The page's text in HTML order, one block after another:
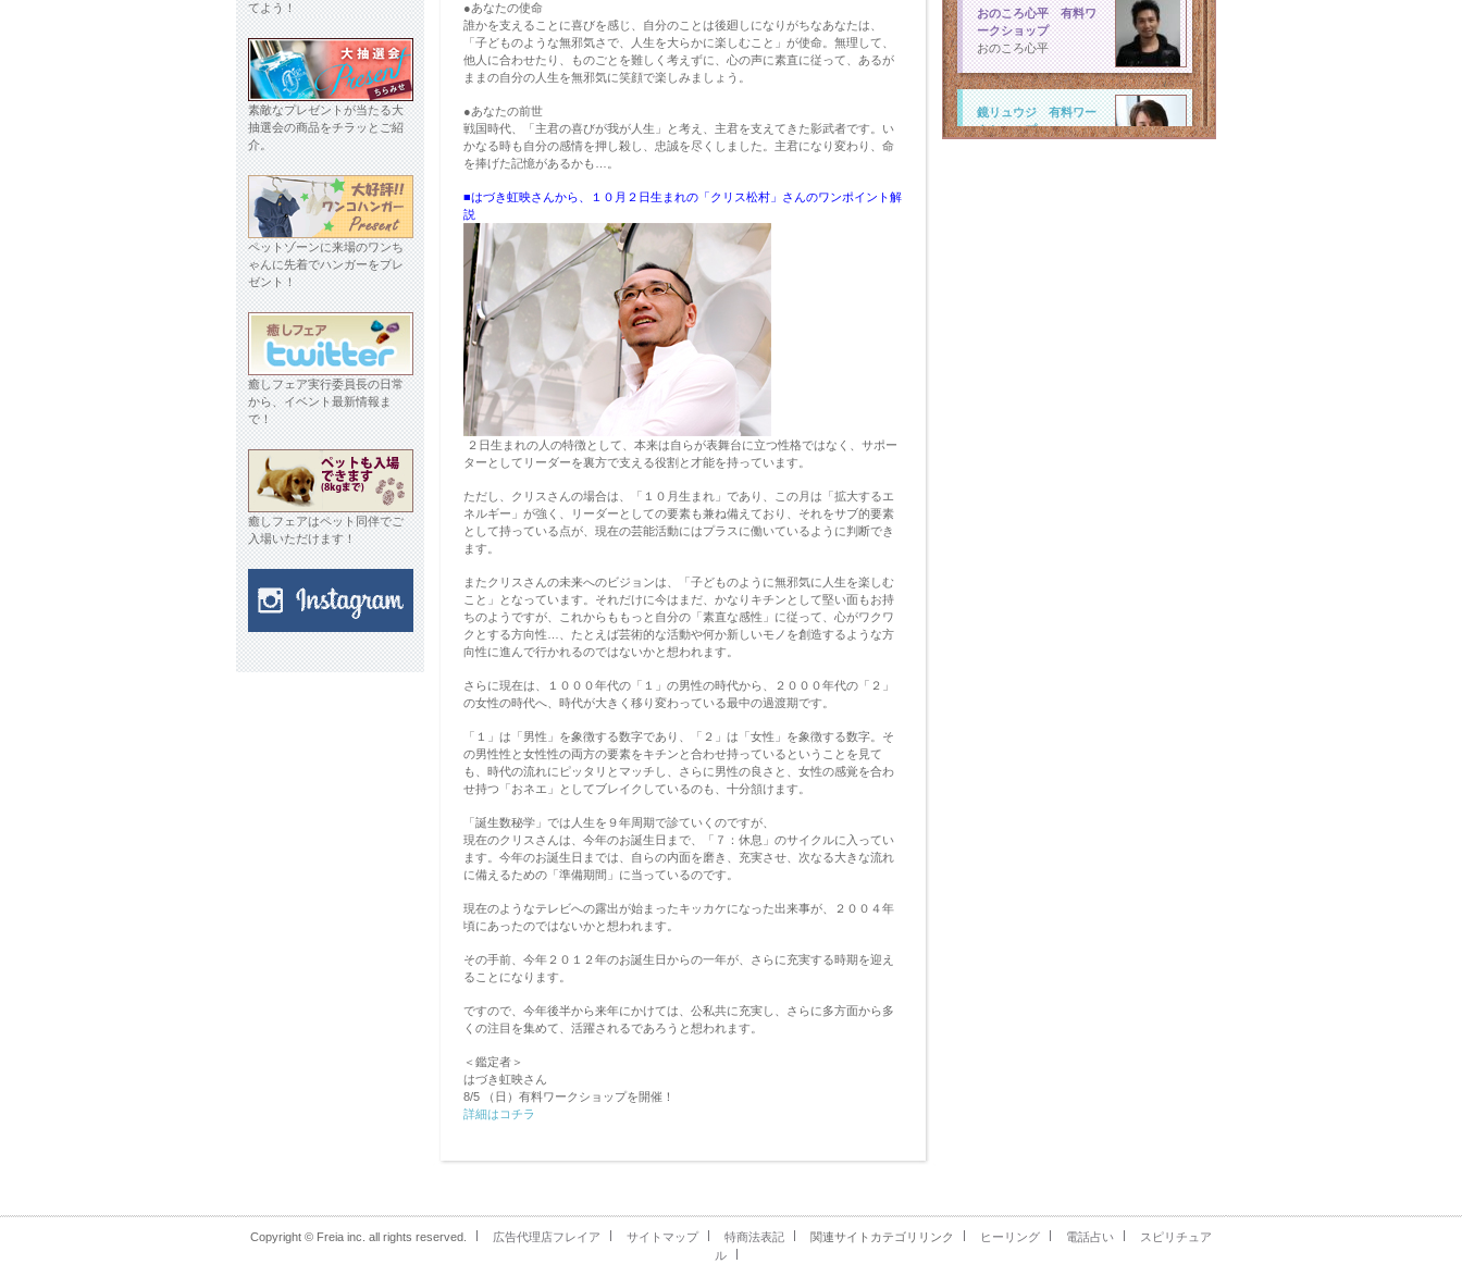
●あなたの使命
誰かを支えることに喜びを感じ、自分のことは後廻しになりがちなあなたは、
「子どものような無邪気さで、人生を大らかに楽しむこと」が使命。無理して、
他人に合わせたり、ものごとを難しく考えずに、心の声に素直に従って、あるが
ままの自分の人生を無邪気に笑顔で楽しみましょう。
●あなたの前世
戦国時代、「主君の喜びが我が人生」と考え、主君を支えてきた影武者です。い
かなる時も自分の感情を押し殺し、忠誠を尽くしました。主君になり変わり、命
を捧げた記憶があるかも…。
■はづき虹映さんから、１０月２日生まれの「クリス松村」さんのワンポイント解
説
２日生まれの人の特徴として、本来は自らが表舞台に立つ性格ではなく、サポー
ターとしてリーダーを裏方で支える役割と才能を持っています。
ただし、クリスさんの場合は、「１０月生まれ」であり、この月は「拡大するエ
ネルギー」が強く、リーダーとしての要素も兼ね備えており、それをサブ的要素
として持っている点が、現在の芸能活動にはプラスに働いているように判断でき
ます。
またクリスさんの未来へのビジョンは、「子どものように無邪気に人生を楽しむ
こと」となっています。それだけに今はまだ、かなりキチンとして堅い面もお持
ちのようですが、これからももっと自分の「素直な感性」に従って、心がワクワ
クとする方向性…、たとえば芸術的な活動や何か新しいモノを創造するような方
向性に進んで行かれるのではないかと想われます。
さらに現在は、１０００年代の「１」の男性の時代から、２０００年代の「２」
の女性の時代へ、時代が大きく移り変わっている最中の過渡期です。
「１」は「男性」を象徴する数字であり、「２」は「女性」を象徴する数字。そ
の男性性と女性性の両方の要素をキチンと合わせ持っているということを見て
も、時代の流れにピッタリとマッチし、さらに男性の良さと、女性の感覚を合わ
せ持つ「おネエ」としてブレイクしているのも、十分頷けます。
「誕生数秘学」では人生を９年周期で診ていくのですが、
現在のクリスさんは、今年のお誕生日まで、「７：休息」のサイクルに入ってい
ます。今年のお誕生日までは、自らの内面を磨き、充実させ、次なる大きな流れ
に備えるための「準備期間」に当っているのです。
現在のようなテレビへの露出が始まったキッカケになった出来事が、２００４年
頃にあったのではないかと想われます。
その手前、今年２０１２年のお誕生日からの一年が、さらに充実する時期を迎え
ることになります。
ですので、今年後半から来年にかけては、公私共に充実し、さらに多方面から多
くの注目を集めて、活躍されるであろうと想われます。
＜鑑定者＞
はづき虹映さん
8/5 （日）有料ワークショップを開催！
詳細はコチラ
てよう！
素敵なプレゼントが当たる大
抽選会の商品をチラッとご紹
介。
ペットゾーンに来場のワンち
ゃんに先着でハンガーをプレ
ゼント！
癒しフェア実行委員長の日常
から、イベント最新情報ま
で！
癒しフェアはペット同伴でご
入場いただけます！
Copyright © Freia inc. all rights reserved. 広告代理店フレイア サイトマップ 特商法表記 関連サイトカテゴリリンク ヒーリング 電話占い
スピリチュア
ル